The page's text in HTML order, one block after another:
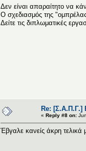
Δεν είναι απαραίτητο να
Ο σχεδιασμός της
Δείτε τις διπλωματικές
Re: [Σ.Α.Π.Γ.]
« Reply #8 on:
Έβγαλε κανείς άκρη